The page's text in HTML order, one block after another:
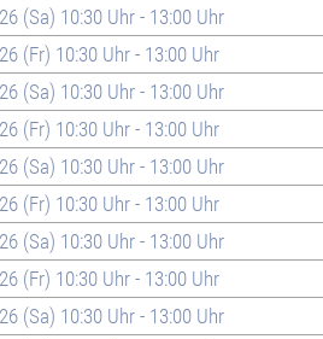
(Sa) 10:30 Uhr - 13:00 Uhr
(Fr) 10:30 Uhr - 13:00 Uhr
(Sa) 10:30 Uhr - 13:00 Uhr
(Fr) 10:30 Uhr - 13:00 Uhr
(Sa) 10:30 Uhr - 13:00 Uhr
(Fr) 10:30 Uhr - 13:00 Uhr
(Sa) 10:30 Uhr - 13:00 Uhr
(Fr) 10:30 Uhr - 13:00 Uhr
(Sa) 10:30 Uhr - 13:00 Uhr